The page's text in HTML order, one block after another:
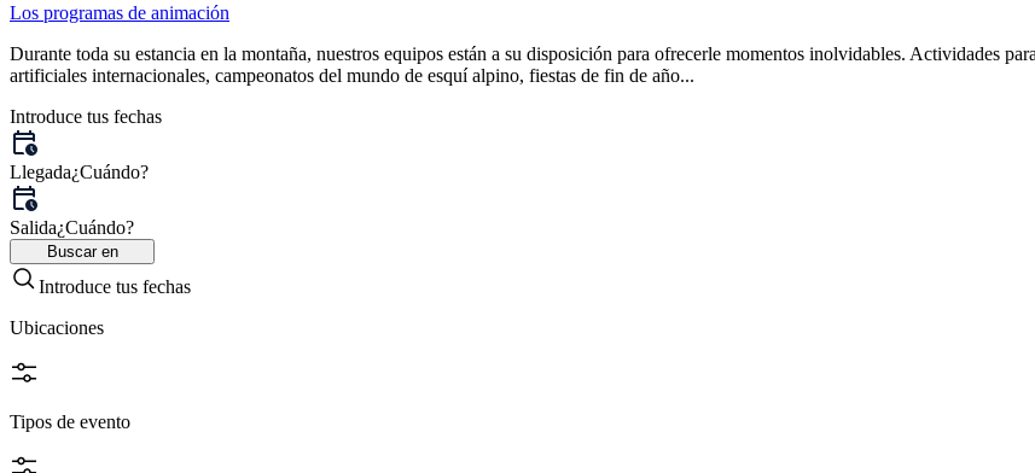
Los programas de animación
Durante toda su estancia en la montaña, nuestros equipos están a su disposición para ofrecerle momentos inolvidables. Actividades
artificiales internacionales, campeonatos del mundo de esquí alpino, fiestas de fin de año...
Introduce tus fechas
Llegada¿Cuándo?
Salida¿Cuándo?
Buscar en
Introduce tus fechas
Ubicaciones
Tipos de evento